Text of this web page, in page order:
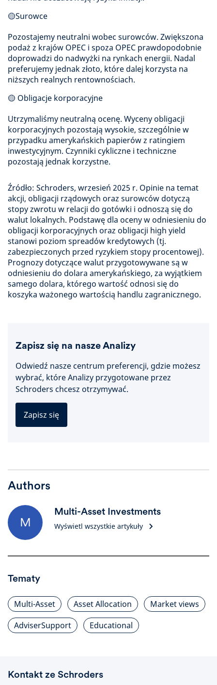
🟡Surowce
Pozostajemy neutralni wobec surowców. Zwiększona
podaż z krajów OPEC i spoza OPEC prawdopodobnie
doprowadzi do nadwyżki na rynkach energii. Nadal
preferujemy jednak złoto, które dalej korzysta na
niższych realnych rentownościach.
🟡 Obligacje korporacyjne
Utrzymaliśmy neutralną ocenę. Wyceny obligacji
korporacyjnych pozostają wysokie, szczególnie w
przypadku amerykańskich papierów z ratingiem
inwestycyjnym. Czynniki cykliczne i techniczne
pozostają jednak korzystne.
Źródło: Schroders, wrzesień 2025 r. Opinie na temat
akcji, obligacji rządowych oraz surowców dotyczą
stopy zwrotu w relacji do gotówki i odnoszą się do
walut lokalnych. Podstawę dla oceny w odniesieniu do
obligacji korporacyjnych oraz obligacji high yield
stanowi poziom spreadów kredytowych (tj.
zabezpieczonych przed ryzykiem stopy procentowej).
Prognozy dotyczące walut przygotowywane są w
odniesieniu do dolara amerykańskiego, za wyjątkiem
samego dolara, którego wartość odnosi się do
koszyka ważonego wartością handlu zagranicznego.
Zapisz się na nasze Analizy
Odwiedź nasze centrum preferencji, gdzie możesz
wybrać, które Analizy przygotowane przez
Schroders chcesz otrzymywać.
Zapisz się
Authors
M
Multi-Asset Investments
Wyświetl wszystkie artykuły
Tematy
Multi-Asset Asset Allocation
Market views
AdviserSupport
Educational
Kontakt ze Schroders